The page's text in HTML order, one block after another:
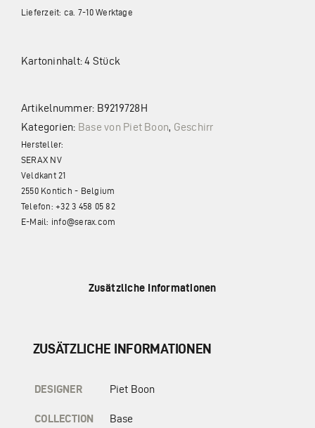
Lieferzeit: ca. 7-10 Werktage
Kartoninhalt: 4 Stück
Artikelnummer: B9219728H
Kategorien: Base von Piet Boon, Geschirr
Hersteller:
SERAX NV
Veldkant 21
2550 Kontich - Belgium
Telefon: +32 3 458 05 82
E-Mail: info@serax.com
Zusätzliche Informationen
ZUSÄTZLICHE INFORMATIONEN
DESIGNER Piet Boon
COLLECTION Base